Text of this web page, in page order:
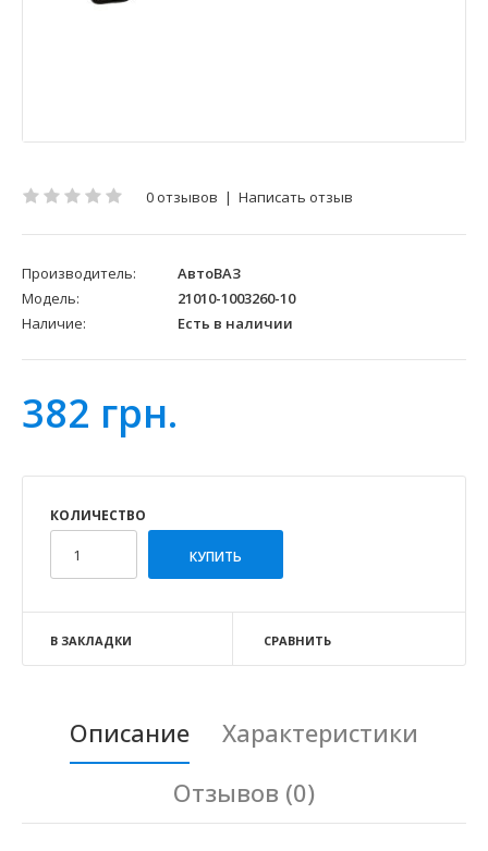
0 отзывов | Написать отзыв
Производитель:
АвтоВАЗ
Модель:
21010-1003260-10
Наличие:
Есть в наличии
382 грн.
КОЛИЧЕСТВО
В ЗАКЛАДКИ СРАВНИТЬ
Описание
Характеристики
Отзывов (0)